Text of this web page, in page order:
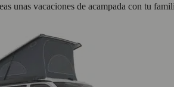
unas vacaciones de acampada con tu